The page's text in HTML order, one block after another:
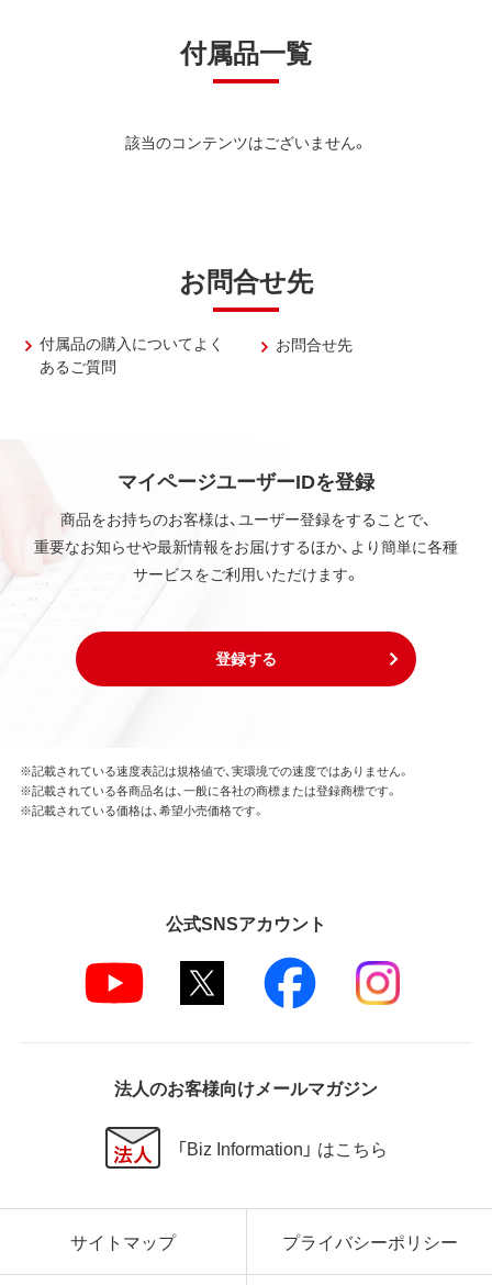
付属品一覧
該当のコンテンツはございません。
お問合せ先
付属品の購入についてよく
あるご質問
お問合せ先
マイページユーザーIDを登録
商品をお持ちのお客様は、ユーザー登録をすることで、
重要なお知らせや最新情報をお届けするほか、より簡単に各種
サービスをご利用いただけます。
登録する
※記載されている速度表記は規格値で、実環境での速度ではありません。
※記載されている各商品名は、一般に各社の商標または登録商標です。
※記載されている価格は、希望小売価格です。
公式SNSアカウント
法人のお客様向けメールマガジン
「Biz Information」 はこちら
サイトマップ プライバシーポリシー